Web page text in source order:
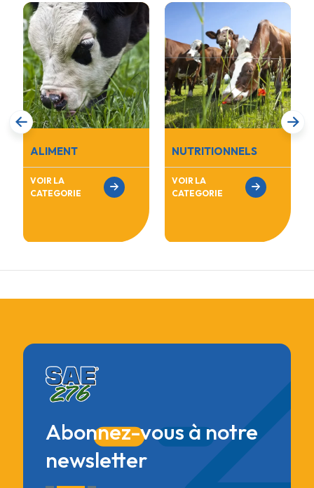
ALIMENT
VOIR LA
CATEGORIE
NUTRITIONNELS
VOIR LA
CATEGORIE
Abonnez-vous à notre
newsletter